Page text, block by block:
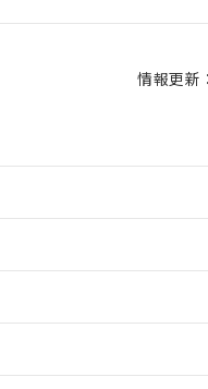
情報更新